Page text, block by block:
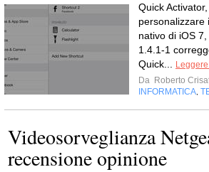
Quick
personalizzare
nativo di iOS
1.4.1-1
Quick...
Da Roberto
INFORMATICA
Videosorveglianza
recensione opinione